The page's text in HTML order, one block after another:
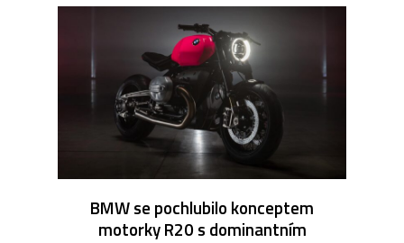
BMW se pochlubilo konceptem
motorky R20 s dominantním